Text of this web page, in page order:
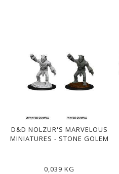
D&D NOLZUR'S MARVELOUS
MINIATURES - STONE GOLEM
0,039 KG